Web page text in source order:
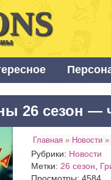
26 сезон —
Главная » Новости
Рубрики: Новости
Метки: 26 сезон